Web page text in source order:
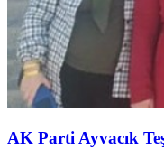
AK Parti Ayvacık